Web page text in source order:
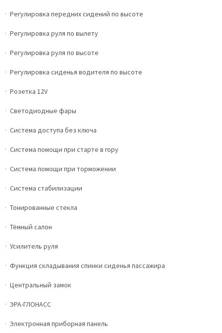
Регулировка передних сидений по высоте
Регулировка руля по вылету
Регулировка руля по высоте
Регулировка сиденья водителя по высоте
Розетка 12V
Светодиодные фары
Система доступа без ключа
Система помощи при старте в гору
Система помощи при торможении
Система стабилизации
Тонированные стекла
Тёмный салон
Усилитель руля
Функция складывания спинки сиденья пассажира
Центральный замок
ЭРА-ГЛОНАСС
Электронная приборная панель